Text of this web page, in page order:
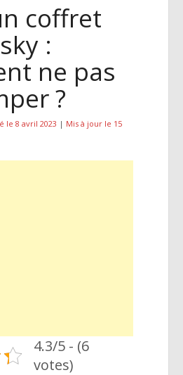
coffret
:
ne pas
?
le 8 avril 2023 | Mis à jour le 15
4.3/5 - (6
votes)